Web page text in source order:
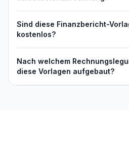
Sind diese Finanzbericht-
kostenlos?
Nach welchem
diese Vorlagen aufgebaut?